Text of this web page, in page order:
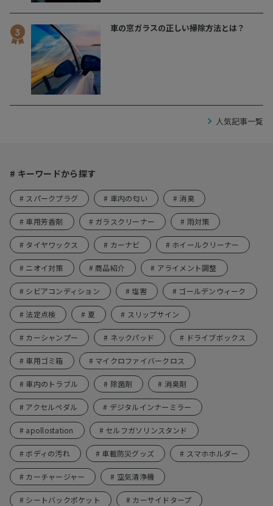
車の窓ガラスの正しい掃除方法とは？
人気記事一覧
# キーワードから探す
# スパークプラグ # 車内の匂い # 消臭
# 車用芳香剤 # ガラスクリーナー # 雨対策
# タイヤワックス # カーナビ # ホイールクリーナー
# ニオイ対策 # 商品紹介 # アライメント調整
# シビアコンディション # 塩害 # ゴールデンウィーク
# 法定点検 # 夏 # スリップサイン
# カーシャンプー # ネックパッド # ドライブボックス
# 車用ゴミ箱 # マイクロファイバークロス
# 車内のトラブル # 除菌剤 # 消臭剤
# アクセルペダル # デジタルインナーミラー
# apollostation # セルフガソリンスタンド
# ボディの汚れ # 車載防災グッズ # スマホホルダー
# カーチャージャー # 空気清浄機
# シートバックポケット # カーサイドタープ